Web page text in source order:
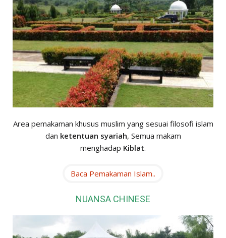
Area pemakaman khusus muslim yang sesuai filosofi islam
dan ketentuan syariah, Semua makam
menghadap Kiblat.
Baca Pemakaman Islam..
NUANSA CHINESE